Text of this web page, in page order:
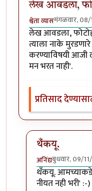
लेख आवडला,
श्वेता व्यासमंगळवार, 08/
लेख आवडला,
त्याला नाके
करण्याविषयी आजी
मन भरत नाही'.
प्रतिसाद
थँकयू.
अनिंद्यबुधवार, 09/
In reply toलेख
थँकयू.
नीयत नही भरी' :-)